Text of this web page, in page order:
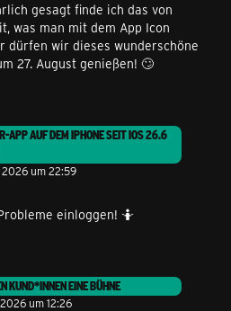
gesagt finde ich das von
was man mit dem App Icon
dürfen wir dieses wunderschöne
27. August genießen! 🙄
APP AUF DEM IPHONE SEIT IOS 26.6
um 22:59
einloggen! 🤷
KUND*INNEN EINE BÜHNE
um 12:26